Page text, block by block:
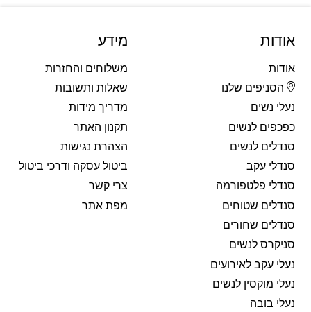
אודות
אודות
הסניפים שלנו
נעלי נשים
כפכפים לנשים
סנדלים לנשים
סנדלי עקב
סנדלי פלטפורמה
סנדלים שטוחים
סנדלים שחורים
סניקרס לנשים
נעלי עקב לאירועים
נעלי מוקסין לנשים
נעלי בובה
מידע
משלוחים והחזרות
שאלות ותשובות
מדריך מידות
תקנון האתר
הצהרת נגישות
ביטול עסקה ודרכי ביטול
צרי קשר
מפת אתר